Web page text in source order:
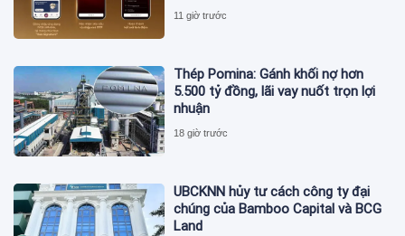
11 giờ trước
Thép Pomina: Gánh khối nợ hơn
5.500 tỷ đồng, lãi vay nuốt trọn lợi
nhuận
18 giờ trước
UBCKNN hủy tư cách công ty đại
chúng của Bamboo Capital và BCG
Land